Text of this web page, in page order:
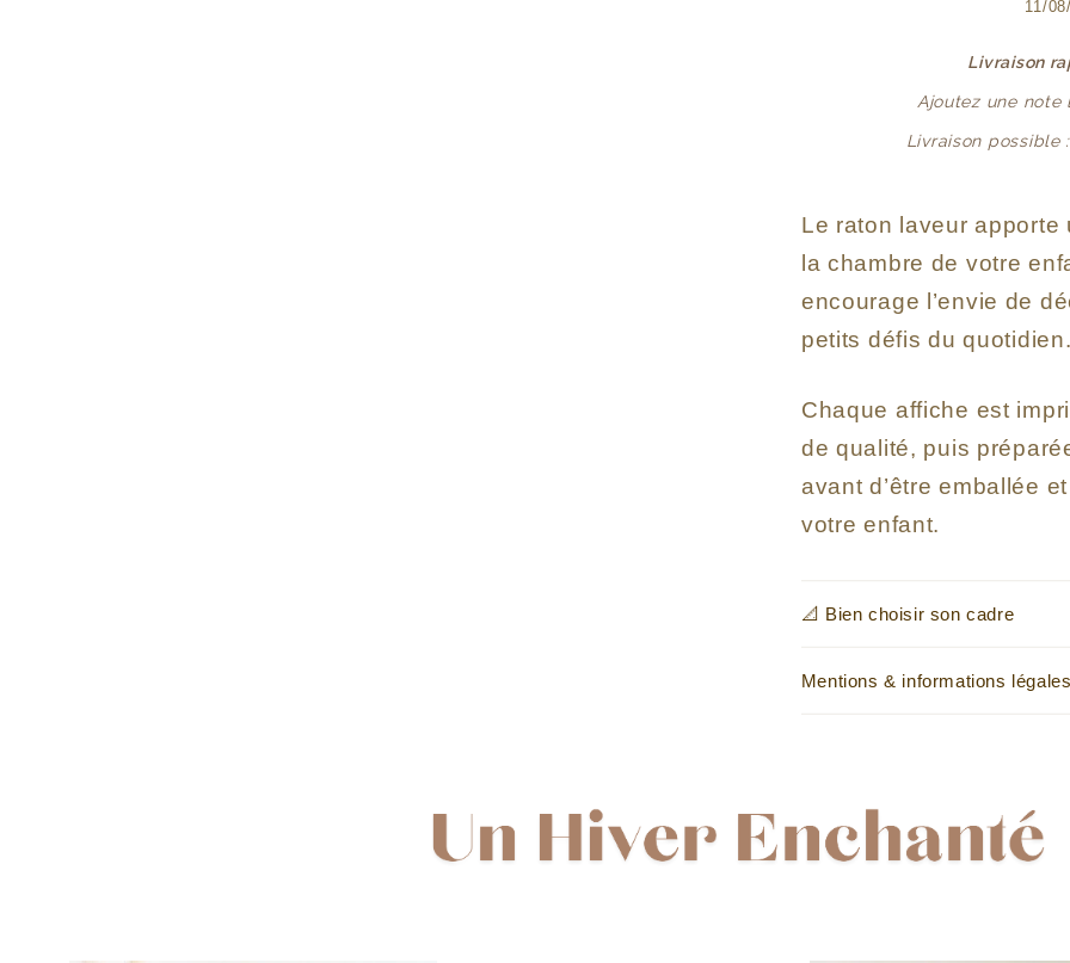
11/
Livraison
Ajoutez une note
Livraison possible
Le raton laveur apporte
la chambre de votre
encourage l’envie de
petits défis du
Chaque affiche est
de qualité, puis
avant d’être emballée
votre enfant.
📐 Bien choisir son cadre
Mentions & informations